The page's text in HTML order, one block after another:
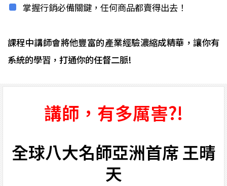
掌握行銷必備關鍵，任何商品都賣得出去！
課程中講師會將他豐富的產業經驗濃縮成精華，讓你有
系統的學習，打通你的任督二脈!
講師，有多厲害?!
全球八大名師亞洲首席 王晴
天